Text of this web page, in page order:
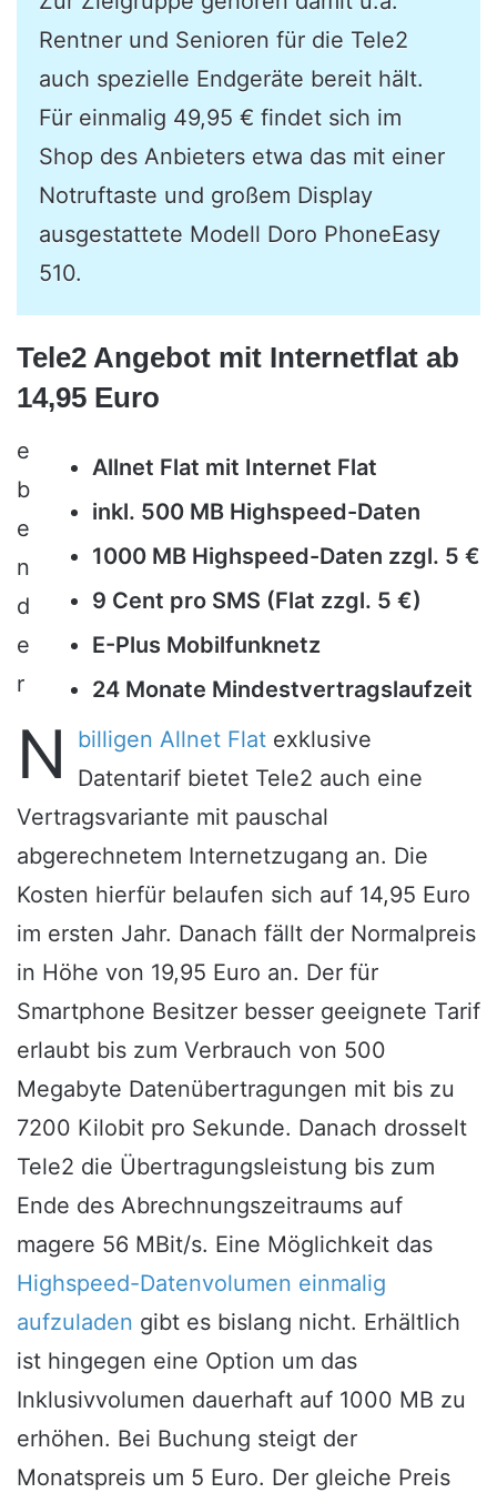
Rentner und Senioren für die Tele2
auch spezielle Endgeräte bereit hält.
Für einmalig 49,95 € findet sich im
Shop des Anbieters etwa das mit einer
Notruftaste und großem Display
ausgestattete Modell Doro PhoneEasy
510.
Tele2 Angebot mit Internetflat ab
14,95 Euro
Allnet Flat mit Internet Flat
inkl. 500 MB Highspeed-Daten
1000 MB Highspeed-Daten zzgl. 5 €
9 Cent pro SMS (Flat zzgl. 5 €)
E-Plus Mobilfunknetz
24 Monate Mindestvertragslaufzeit
N
e
b
e
n
d
e
r
billigen Allnet Flat exklusive
Datentarif bietet Tele2 auch eine
Vertragsvariante mit pauschal
abgerechnetem Internetzugang an. Die
Kosten hierfür belaufen sich auf 14,95 Euro
im ersten Jahr. Danach fällt der Normalpreis
in Höhe von 19,95 Euro an. Der für
Smartphone Besitzer besser geeignete Tarif
erlaubt bis zum Verbrauch von 500
Megabyte Datenübertragungen mit bis zu
7200 Kilobit pro Sekunde. Danach drosselt
Tele2 die Übertragungsleistung bis zum
Ende des Abrechnungszeitraums auf
magere 56 MBit/s. Eine Möglichkeit das
Highspeed-Datenvolumen einmalig
aufzuladen gibt es bislang nicht. Erhältlich
ist hingegen eine Option um das
Inklusivvolumen dauerhaft auf 1000 MB zu
erhöhen. Bei Buchung steigt der
Monatspreis um 5 Euro. Der gleiche Preis